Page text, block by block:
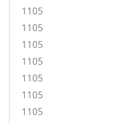
1105
1105
1105
1105
1105
1105
1105